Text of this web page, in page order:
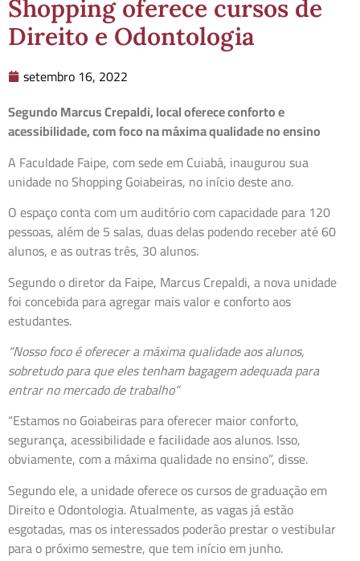
Shopping oferece cursos de
Direito e Odontologia
setembro 16, 2022
Segundo Marcus Crepaldi, local oferece conforto e
acessibilidade, com foco na máxima qualidade no ensino
A Faculdade Faipe, com sede em Cuiabá, inaugurou sua
unidade no Shopping Goiabeiras, no início deste ano.
O espaço conta com um auditório com capacidade para 120
pessoas, além de 5 salas, duas delas podendo receber até 60
alunos, e as outras três, 30 alunos.
Segundo o diretor da Faipe, Marcus Crepaldi, a nova unidade
foi concebida para agregar mais valor e conforto aos
estudantes.
“Nosso foco é oferecer a máxima qualidade aos alunos,
sobretudo para que eles tenham bagagem adequada para
entrar no mercado de trabalho”
“Estamos no Goiabeiras para oferecer maior conforto,
segurança, acessibilidade e facilidade aos alunos. Isso,
obviamente, com a máxima qualidade no ensino”, disse.
Segundo ele, a unidade oferece os cursos de graduação em
Direito e Odontologia. Atualmente, as vagas já estão
esgotadas, mas os interessados poderão prestar o vestibular
para o próximo semestre, que tem início em junho.